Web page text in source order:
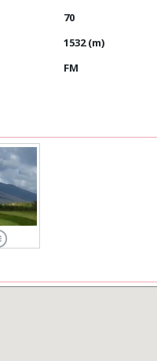
70
1532 (m)
FM